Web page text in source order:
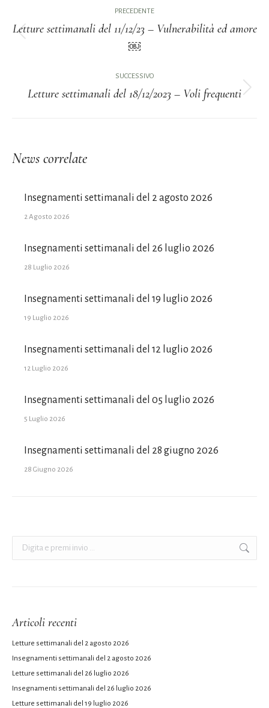
tra
PRECEDENTE
Post
Letture settimanali del 11/12/23 – Vulnerabilità ed amore
￼
SUCCESSIVO
Prossimo
Letture settimanali del 18/12/2023 – Voli frequenti
News correlate
Insegnamenti settimanali del 2 agosto 2026
2 Agosto 2026
Insegnamenti settimanali del 26 luglio 2026
28 Luglio 2026
Insegnamenti settimanali del 19 luglio 2026
19 Luglio 2026
Insegnamenti settimanali del 12 luglio 2026
12 Luglio 2026
Insegnamenti settimanali del 05 luglio 2026
5 Luglio 2026
Insegnamenti settimanali del 28 giugno 2026
28 Giugno 2026
Articoli recenti
Letture settimanali del 2 agosto 2026
Insegnamenti settimanali del 2 agosto 2026
Letture settimanali del 26 luglio 2026
Insegnamenti settimanali del 26 luglio 2026
Letture settimanali del 19 luglio 2026